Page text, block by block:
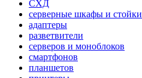
СХД
серверные шкафы и стойки
адаптеры
разветвители
серверов и моноблоков
смартфонов
планшетов